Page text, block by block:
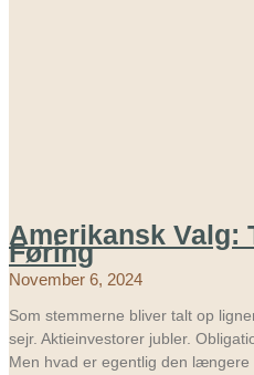
Amerikansk Valg:
Føring
November 6, 2024
Som stemmerne bliver talt op
sejr. Aktieinvestorer jubler.
Men hvad er egentlig den længere